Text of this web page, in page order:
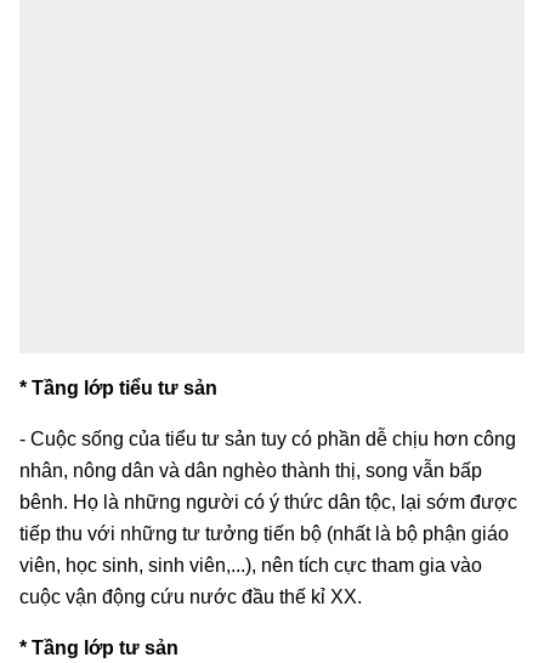
* Tầng lớp tiểu tư sản
- Cuộc sống của tiểu tư sản tuy có phần dễ chịu hơn công
nhân, nông dân và dân nghèo thành thị, song vẫn bấp
bênh. Họ là những người có ý thức dân tộc, lại sớm được
tiếp thu với những tư tưởng tiến bộ (nhất là bộ phận giáo
viên, học sinh, sinh viên,...), nên tích cực tham gia vào
cuộc vận động cứu nước đầu thế kỉ XX.
* Tầng lớp tư sản